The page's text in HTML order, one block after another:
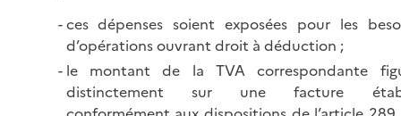
ces dépenses soient exposées pour les
d’opérations ouvrant droit à déduction ;
le montant de la TVA correspondante
distinctement sur une facture